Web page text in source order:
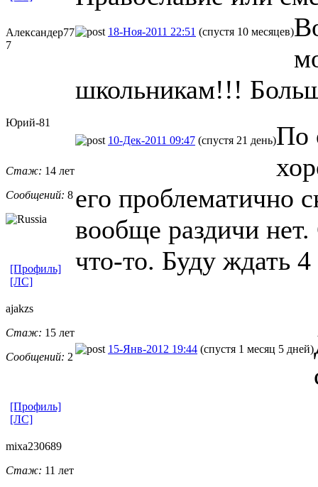
Александер77
7
18-Ноя-2011 22:51 (спустя 10 месяцев)
школьникам!!!
Юрий-81
Стаж: 14 лет
Сообщений: 8
10-Дек-2011 09:47 (спустя 21 день)По
его проблематично
вообще раздичи
что-то. Буду ждать
[Профиль]
[ЛС]
ajakzs
Стаж: 15 лет
Сообщений: 2
15-Янв-2012 19:44 (спустя 1 месяц 5 дней)
[Профиль]
[ЛС]
mixa230689
Стаж: 11 лет